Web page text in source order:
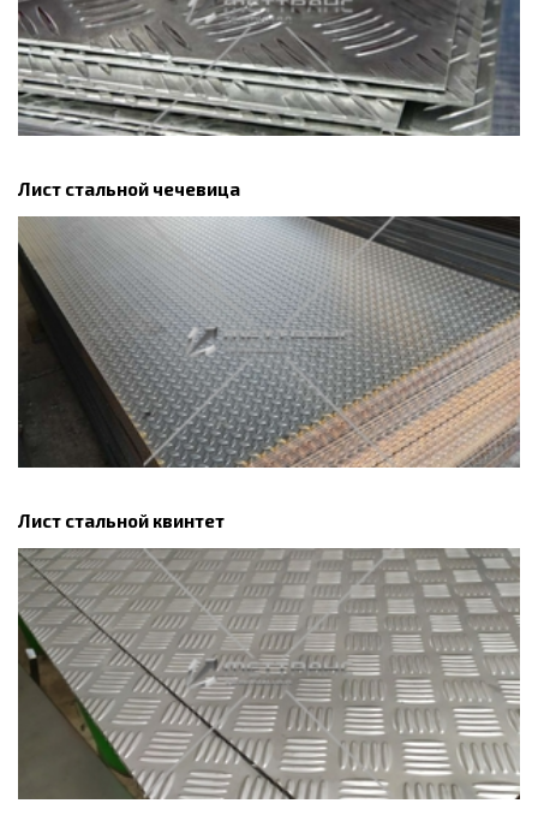
Лист стальной чечевица
Лист стальной квинтет